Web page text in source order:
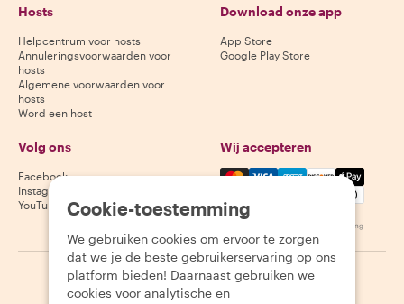
Hosts
Helpcentrum voor hosts
Annuleringsvoorwaarden voor
hosts
Algemene voorwaarden voor
hosts
Word een host
Download onze app
App Store
Google Play Store
Volg ons
Facebook
Instagram
YouTube
Wij accepteren
Mastercard, Visa, Amex,
Beschikbaarheid varieert per bestemming
2026 Withlocals.com | Privacybeleid | Cookies | Sitemap
Cookie-toestemming
We gebruiken cookies om ervoor te zorgen
dat we je de beste gebruikerservaring op ons
platform bieden! Daarnaast gebruiken we
cookies voor analytische en